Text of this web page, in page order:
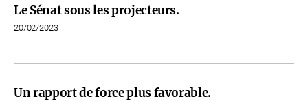
Le Sénat sous les projecteurs.
20/02/2023
Un rapport de force plus favorable.